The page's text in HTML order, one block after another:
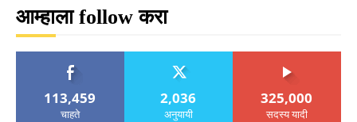
आम्हाला follow करा
113,459
चाहते
2,036
अनुयायी
325,000
सदस्य यादी